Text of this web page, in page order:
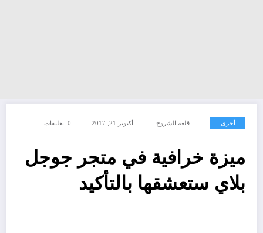
أخرى قلعة الشروح أكتوبر 21, 2017 0 تعليقات
ميزة خرافية في متجر جوجل
بلاي ستعشقها بالتأكيد